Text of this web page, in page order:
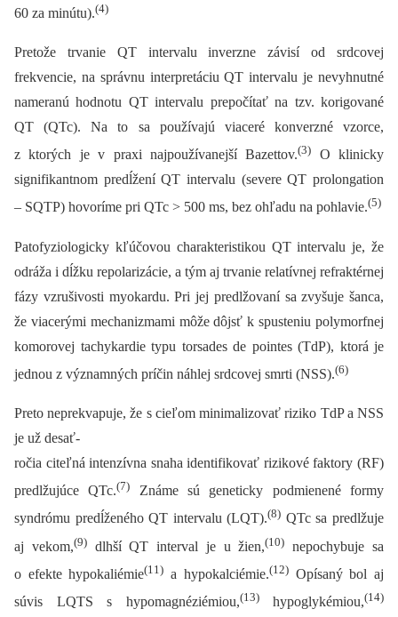
60 za minútu).(4)
Pretože trvanie QT intervalu inverzne závisí od srdcovej
frekvencie, na správnu interpretáciu QT intervalu je nevyhnutné
nameranú hodnotu QT intervalu prepočítať na tzv. korigované
QT (QTc). Na to sa používajú viaceré konverzné vzorce,
z ktorých je v praxi najpoužívanejší Bazettov.(3) O klinicky
signifikantnom predĺžení QT intervalu (severe QT prolongation
–⁠ SQTP) hovoríme pri QTc > 500 ms, bez ohľadu na pohlavie.(5)
Patofyziologicky kľúčovou charakteristikou QT intervalu je, že
odráža i dĺžku repolarizácie, a tým aj trvanie relatívnej refraktérnej
fázy vzrušivosti myokardu. Pri jej predlžovaní sa zvyšuje šanca,
že viacerými mechanizmami môže dôjsť k spusteniu polymorfnej
komorovej tachykardie typu torsades de pointes (TdP), ktorá je
jednou z významných príčin náhlej srdcovej smrti (NSS).(6)
Preto neprekvapuje, že s cieľom minimalizovať riziko TdP a NSS
je už desať-
ročia citeľná intenzívna snaha identifikovať rizikové faktory (RF)
predlžujúce QTc.(7) Známe sú geneticky podmienené formy
syndrómu predĺženého QT intervalu (LQT).(8) QTc sa predlžuje
aj vekom,(9)dlhší QT interval je u žien,(10) nepochybuje sa
o efekte hypokaliémie(11) a hypokalciémie.(12)Opísaný bol aj
súvis LQTS s hypomagnéziémiou,(13)hypoglykémiou,(14)